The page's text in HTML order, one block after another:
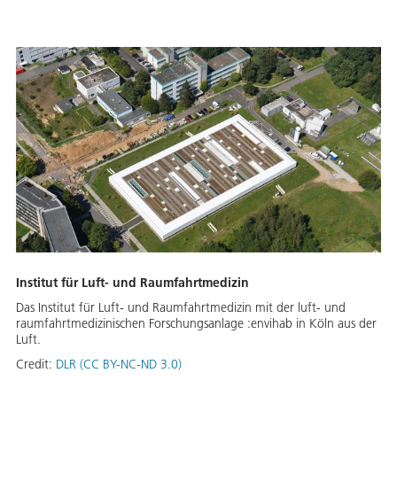
Institut für Luft- und Raumfahrtmedizin
Das Institut für Luft- und Raumfahrtmedizin mit der luft- und
raumfahrtmedizinischen Forschungsanlage :envihab in Köln aus der
Luft.
Credit: DLR (CC BY-NC-ND 3.0)